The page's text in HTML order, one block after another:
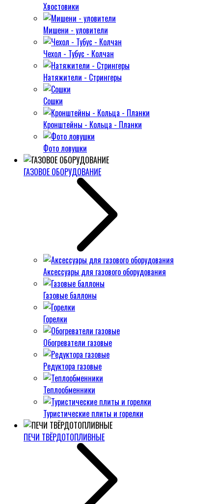
Хвостовики
Мишени - уловители
Чехол - Тубус - Колчан
Натяжители - Стрингеры
Сошки
Кронштейны - Кольца - Планки
Фото ловушки
ГАЗОВОЕ ОБОРУДОВАНИЕ
Аксессуары для газового оборудования
Газовые баллоны
Горелки
Обогреватели газовые
Редуктора газовые
Теплообменники
Туристические плиты и горелки
ПЕЧИ ТВЁРДОТОПЛИВНЫЕ